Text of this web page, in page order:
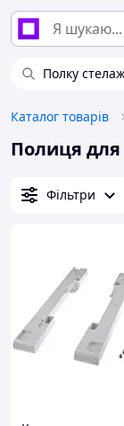
Полку
Каталог товарів
Полиця
Фільтри